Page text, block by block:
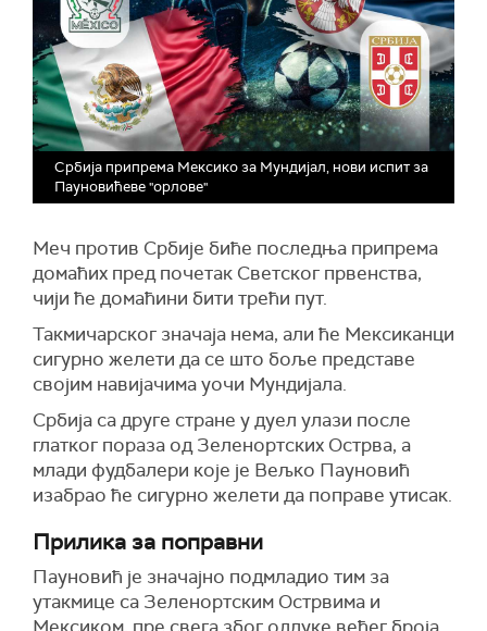
Србија припрема Мексико за Мундијал, нови испит за
Пауновићеве "орлове"
Меч против Србије биће последња припрема
домаћих пред почетак Светског првенства,
чији ће домаћини бити трећи пут.
Такмичарског значаја нема, али ће Мексиканци
сигурно желети да се што боље представе
својим навијачима уочи Мундијала.
Србија са друге стране у дуел улази после
глатког пораза од Зеленортских Острва, а
млади фудбалери које је Вељко Пауновић
изабрао ће сигурно желети да поправе утисак.
Прилика за поправни
Пауновић је значајно подмладио тим за
утакмице са Зеленортским Острвима и